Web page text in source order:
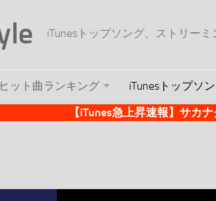
iTunesトップソング、ストリー
ット曲ランキング iTunesトップソ
【iTunes急上昇速報】サカ